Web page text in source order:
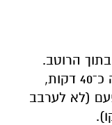
הרוטב.
מכסים ומבשלים על אש נמוכה כ־40 דקות,
(לא לערבב